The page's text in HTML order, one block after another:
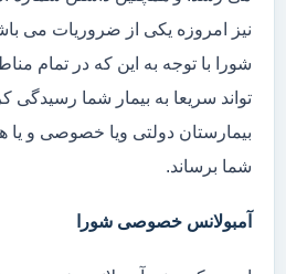
نیز امروزه یکی از ضروریات می
شورا با توجه به این که در تمام
تواند سریعا به بیمار شما رسیدگی
بیمارستان دولتی ویا خصوصی و یا
شما برساند.
آمبولانس خصوصی شورا